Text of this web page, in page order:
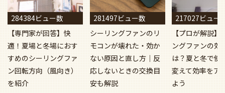
284384ビュー数
【専門家が回答】快
適！夏場と冬場におす
すめのシーリングファ
ン回転方向（風向き）
を紹介
281497ビュー数
シーリングファンのリ
モコンが壊れた・効か
ない原因と直し方｜反
応しないときの交換目
安も解説
217027ビュー
【プロが解説】
ングファンの効
は？夏と冬で使
変えて効率をア
よう